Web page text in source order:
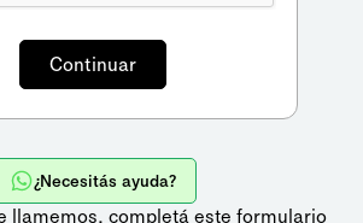
¿Necesitás ayuda?
llamemos, completá este formulario